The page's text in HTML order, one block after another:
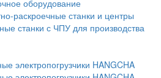
оборудование
раскроечные станки и центры
станки с ЧПУ для производства
электропогрузчики HANGCHA